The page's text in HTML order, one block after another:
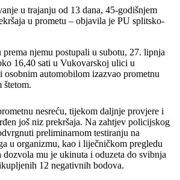
u trajanju od 13 dana, 45-godišnjem
u prometu – objavila je PU splitsko-
njemu postupali u subotu, 27. lipnja
16,40 sati u Vukovarskoj ulici u
automobilom izazvao prometnu
štetom.
nesreću, tijekom daljnje provjere i
još niz prekršaja. Na zahtjev policijskog
preliminarnom testiranju na
u organizmu, kao i liječničkom pregledu
dozvola mu je ukinuta i oduzeta do svibnja
12 negativnih bodova.